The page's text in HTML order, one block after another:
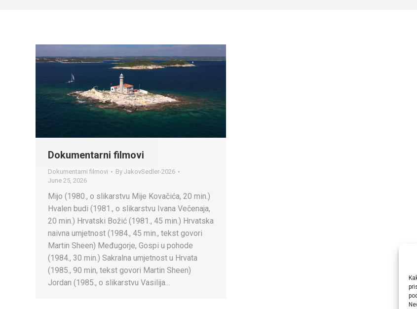
Dokumentarni filmovi
Dokumentarni filmovi By JakovSedler-2026
June 25, 2026
Mijo (1980., o slikarstvu Mije Kovačića, 20 min.)
Hvalen budi (1981., o slikarstvu Ivana Večenaja,
20 min.) Hrvatski Božić (1981., 45 min.) Hrvatska
naivna umjetnost (1984., 45 min., tekst govori
Martin Sheen) Međugorje, Gospi u pohode
(1984., 30 min.) Sakralna umjetnost u Hrvata
(1985., 90 min, tekst govori Martin Sheen)
Jordan (1985., o slikarstvu Vasilija…